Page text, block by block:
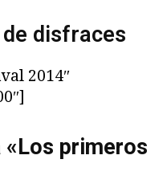
disfraces
2014″
«Los primeros